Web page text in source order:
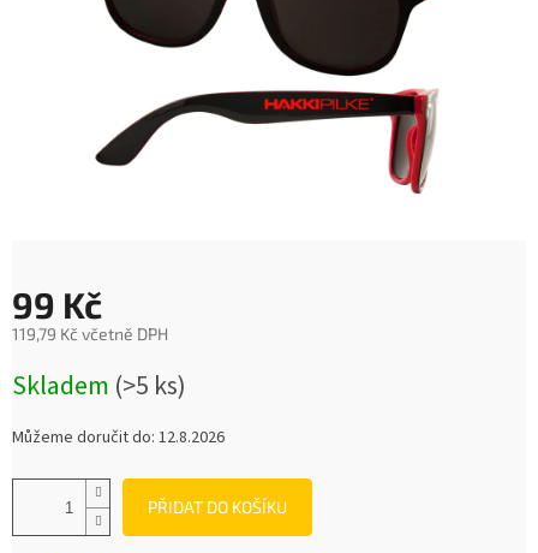
99 Kč
119,79 Kč včetně DPH
cena:
Skladem (>5 ks)
Můžeme doručit do: 12.8.2026
PŘIDAT DO KOŠÍKU